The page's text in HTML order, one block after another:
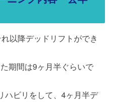
以降デッドリフトができ
期間は9ヶ月半ぐらいで
ハビリをして、4ヶ月半デ